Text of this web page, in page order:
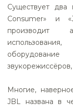
Существует два
Consumer» и
производит
Многие,
JBL названа в